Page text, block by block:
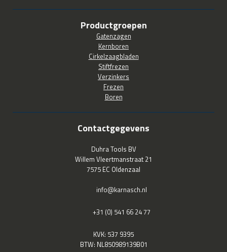
Productgroepen
Gatenzagen
Kernboren
Cirkelzaagbladen
Stiftfrezen
Verzinkers
Frezen
Boren
Contactgegevens
Duhra Tools BV
Willem Vleertmanstraat 21
7575 EC Oldenzaal
info@karnasch.nl
+31 (0) 541 66 24 77
KVK: 537 9395
BTW: NL850989139B01